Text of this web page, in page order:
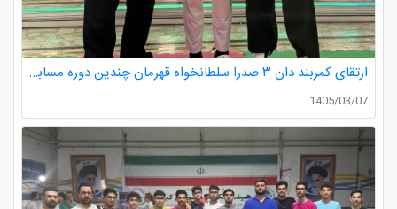
ارتقای کمربند دان ۳ صدرا سلطانخواه قهرمان چندین دوره مسابقات استانی و کشوری در رده سنی خردسالان و نونهالان
1405/03/07